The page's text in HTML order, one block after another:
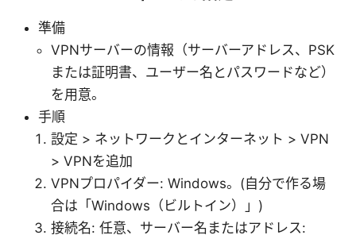
準備
VPNサーバーの情報（サーバーアドレス、PSK
または証明書、ユーザー名とパスワードなど）
を用意。
手順
設定 > ネットワークとインターネット > VPN
> VPNを追加
VPNプロパイダー: Windows。(自分で作る場
合は「Windows（ビルトイン）」)
接続名: 任意、サーバー名またはアドレス: